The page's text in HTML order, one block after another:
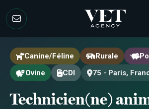
Canine/Féline Rurale
Ovine
CDI 75 - Paris,
Technicien(ne)